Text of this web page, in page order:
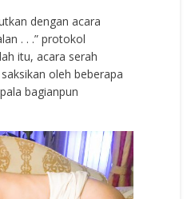
dengan acara
. . .” protokol
itu, acara serah
oleh beberapa
bagianpun